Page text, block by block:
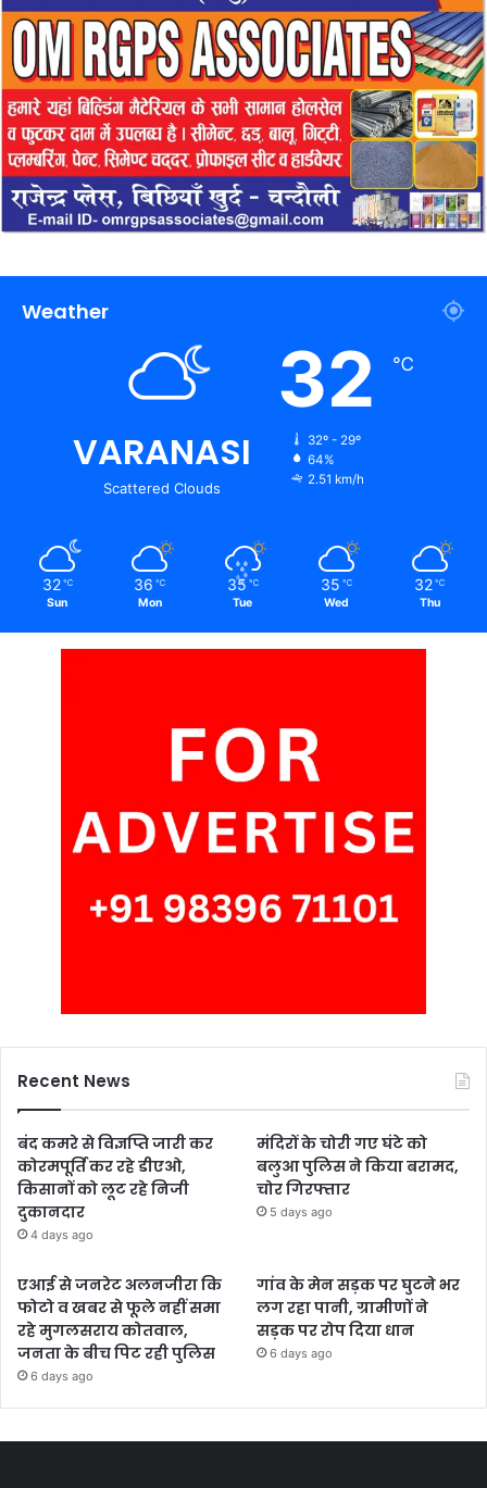
Weather
VARANASI
Scattered Clouds
32 ℃
32º - 29º
64%
2.51 km/h
32 ℃
Sun
36 ℃
Mon
35 ℃
Tue
35 ℃
Wed
32 ℃
Thu
Recent News
बंद कमरे से विज्ञप्ति जारी कर
कोरमपूर्ति कर रहे डीएओ,
किसानों को लूट रहे निजी
दुकानदार
4 days ago
मंदिरों के चोरी गए घंटे को
बलुआ पुलिस ने किया बरामद,
चोर गिरफ्तार
5 days ago
एआई से जनरेट अलनजीरा कि
फोटो व खबर से फूले नहीं समा
रहे मुगलसराय कोतवाल,
जनता के बीच पिट रही पुलिस
6 days ago
गांव के मेन सड़क पर घुटने भर
लग रहा पानी, ग्रामीणों ने
सड़क पर रोप दिया धान
6 days ago